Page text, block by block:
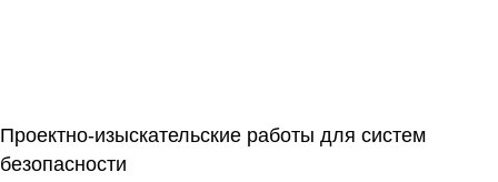
Проектно-изыскательские работы для систем
безопасности